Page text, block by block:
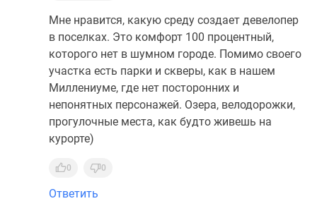
Мне нравится, какую среду создает девелопер
в поселках. Это комфорт 100 процентный,
которого нет в шумном городе. Помимо своего
участка есть парки и скверы, как в нашем
Миллениуме, где нет посторонних и
непонятных персонажей. Озера, велодорожки,
прогулочные места, как будто живешь на
курорте)
0 0
Ответить